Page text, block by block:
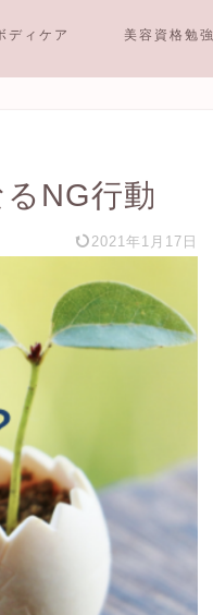
ディケア 美容資格勉強
NG行動
2021年1月17日